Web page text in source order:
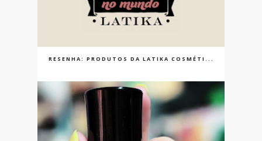
RESENHA: PRODUTOS DA LATIKA COSMÉTI...